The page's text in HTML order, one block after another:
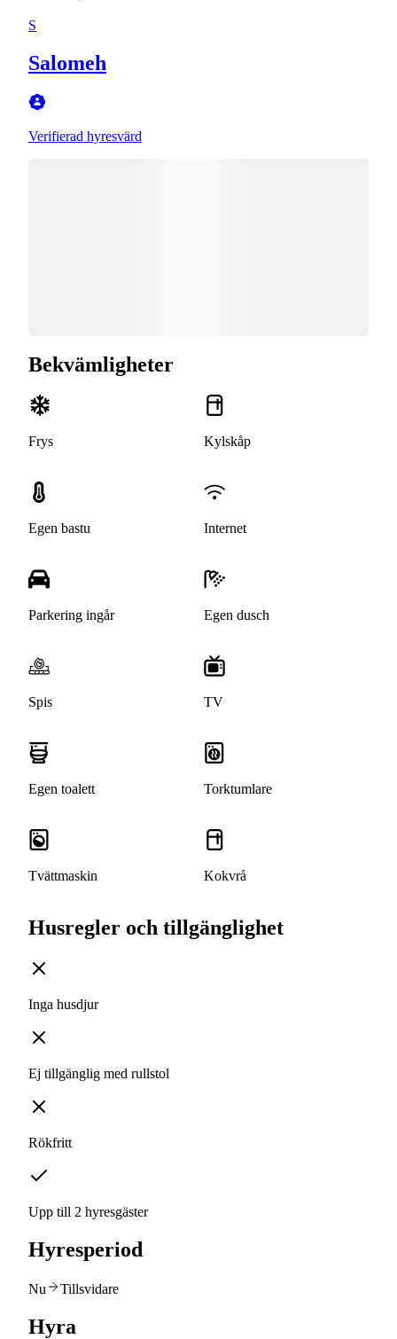
S
Salomeh
Verifierad hyresvärd
Bekvämligheter
Frys Kylskåp
Egen bastu Internet
Parkering ingår Egen dusch
Spis TV
Egen toalett Torktumlare
Tvättmaskin Kokvrå
Husregler och tillgänglighet
Inga husdjur
Ej tillgänglig med rullstol
Rökfritt
Upp till 2 hyresgäster
Hyresperiod
Nu Tillsvidare
Hyra